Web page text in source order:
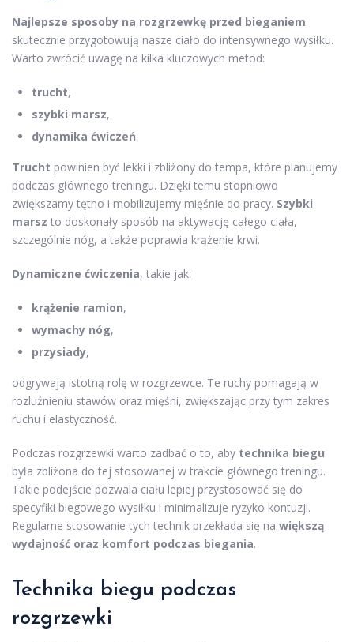
Najlepsze sposoby na rozgrzewkę przed bieganiem
skutecznie przygotowują nasze ciało do intensywnego wysiłku.
Warto zwrócić uwagę na kilka kluczowych metod:
trucht,
szybki marsz,
dynamika ćwiczeń.
Trucht powinien być lekki i zbliżony do tempa, które planujemy
podczas głównego treningu. Dzięki temu stopniowo
zwiększamy tętno i mobilizujemy mięśnie do pracy. Szybki
marsz to doskonały sposób na aktywację całego ciała,
szczególnie nóg, a także poprawia krążenie krwi.
Dynamiczne ćwiczenia, takie jak:
krążenie ramion,
wymachy nóg,
przysiady,
odgrywają istotną rolę w rozgrzewce. Te ruchy pomagają w
rozluźnieniu stawów oraz mięśni, zwiększając przy tym zakres
ruchu i elastyczność.
Podczas rozgrzewki warto zadbać o to, aby technika biegu
była zbliżona do tej stosowanej w trakcie głównego treningu.
Takie podejście pozwala ciału lepiej przystosować się do
specyfiki biegowego wysiłku i minimalizuje ryzyko kontuzji.
Regularne stosowanie tych technik przekłada się na większą
wydajność oraz komfort podczas biegania.
Technika biegu podczas
rozgrzewki